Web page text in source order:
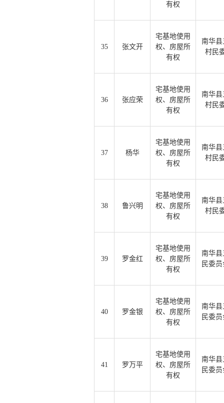
有权
35 张文开
宅基地使用
权、房屋所
有权
南华
村民
36 张应荣
宅基地使用
权、房屋所
有权
南华
村民
37 杨华
宅基地使用
权、房屋所
有权
南华
村民
38 鲁兴明
宅基地使用
权、房屋所
有权
南华
村民
39 罗金红
宅基地使用
权、房屋所
有权
南华
民委
40 罗金银
宅基地使用
权、房屋所
有权
南华
民委
41 罗万平
宅基地使用
权、房屋所
有权
南华
民委